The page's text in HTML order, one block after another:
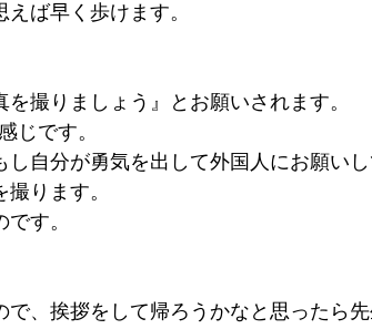
ば早く歩けます。
撮りましょう』とお願いされます。
じです。
自分が勇気を出して外国人にお願い
ります。
す。
、挨拶をして帰ろうかなと思ったら